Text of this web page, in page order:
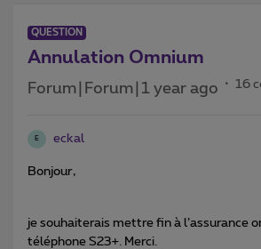
QUESTION
Annulation Omnium
Forum|Forum|1 year ago 16
E eckal
Bonjour,
je souhaiterais mettre fin à l’assurance
téléphone S23+. Merci.